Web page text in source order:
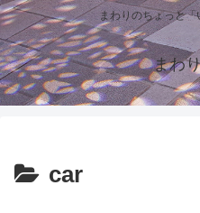
まわりのちょっと
まわ
car